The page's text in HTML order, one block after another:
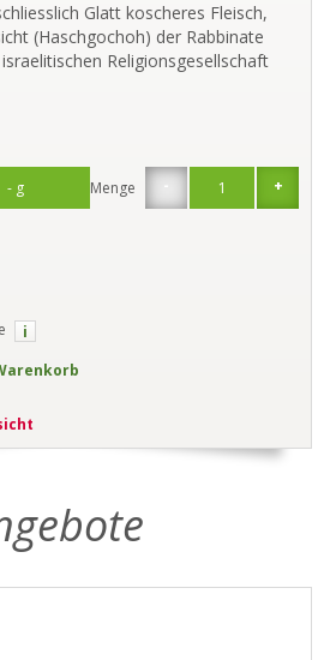
Glatt koscheres Fleisch,
(Haschgochoh) der Rabbinate
Religionsgesellschaft
- +
Menge
i